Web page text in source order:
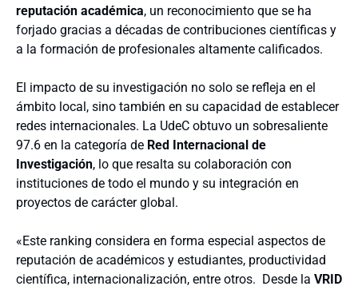
reputación académica, un reconocimiento que se ha
forjado gracias a décadas de contribuciones científicas y
a la formación de profesionales altamente calificados.
El impacto de su investigación no solo se refleja en el
ámbito local, sino también en su capacidad de establecer
redes internacionales. La UdeC obtuvo un sobresaliente
97.6 en la categoría de Red Internacional de
Investigación, lo que resalta su colaboración con
instituciones de todo el mundo y su integración en
proyectos de carácter global.
«Este ranking considera en forma especial aspectos de
reputación de académicos y estudiantes, productividad
científica, internacionalización, entre otros. Desde la VRID